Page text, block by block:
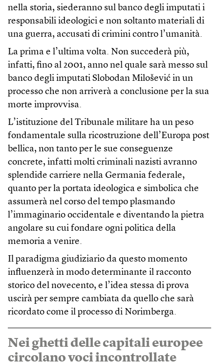
nella storia, siederanno sul banco degli imputati i
responsabili ideologici e non soltanto materiali di
una guerra, accusati di crimini contro l’umanità.
La prima e l’ultima volta. Non succederà più,
infatti, fino al 2001, anno nel quale sarà messo sul
banco degli imputati Slobodan Milošević in un
processo che non arriverà a conclusione per la sua
morte improvvisa.
L’istituzione del Tribunale militare ha un peso
fondamentale sulla ricostruzione dell’Europa post
bellica, non tanto per le sue conseguenze
concrete, infatti molti criminali nazisti avranno
splendide carriere nella Germania federale,
quanto per la portata ideologica e simbolica che
assumerà nel corso del tempo plasmando
l’immaginario occidentale e diventando la pietra
angolare su cui fondare ogni politica della
memoria a venire.
Il paradigma giudiziario da questo momento
influenzerà in modo determinante il racconto
storico del novecento, e l’idea stessa di prova
uscirà per sempre cambiata da quello che sarà
ricordato come il processo di Norimberga.
Nei ghetti delle capitali europee
circolano voci incontrollate